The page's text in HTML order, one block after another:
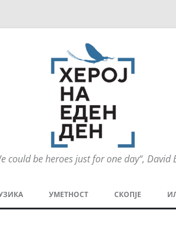
could be heroes just for one day“, David
содржината
УМЕТНОСТ СКОПЈЕ